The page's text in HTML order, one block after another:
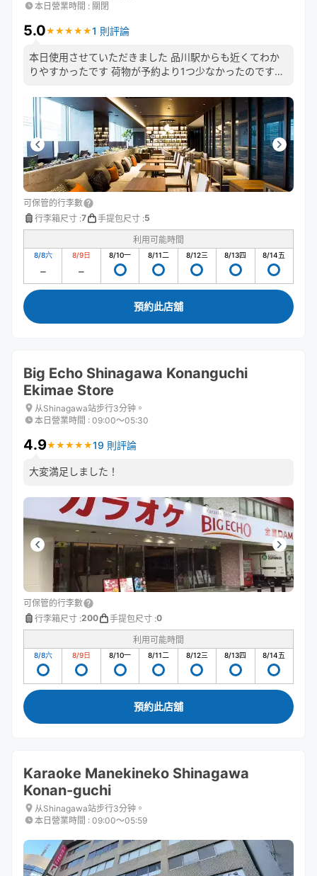
本日營業時間 : 關閉
5.0★ ★ ★ ★ ★
★ ★ ★ ★ ★1 則評論
本日使用させていただきました 品川駅からも近くてわか
りやすかったです 荷物が予約より1つ少なかったのです
方もとても感じが良くて、また利用させていただきたいで
す ありがとうございました
可保管的行李數
行李箱尺寸 :7 手提包尺寸 :5
利用可能時間
8/8六 8/9日 8/10一 8/11二 8/12三 8/13四 8/14五
預約此店舖
Big Echo Shinagawa Konanguchi
Ekimae Store
从Shinagawa站步行3分钟。
本日營業時間 : 09:00〜05:30
4.9★ ★ ★ ★ ★
★ ★ ★ ★ ★19 則評論
大変満足しました！
可保管的行李數
行李箱尺寸 :200 手提包尺寸 :0
利用可能時間
8/8六 8/9日 8/10一 8/11二 8/12三 8/13四 8/14五
預約此店舖
Karaoke Manekineko Shinagawa
Konan-guchi
从Shinagawa站步行3分钟。
本日營業時間 : 09:00〜05:59